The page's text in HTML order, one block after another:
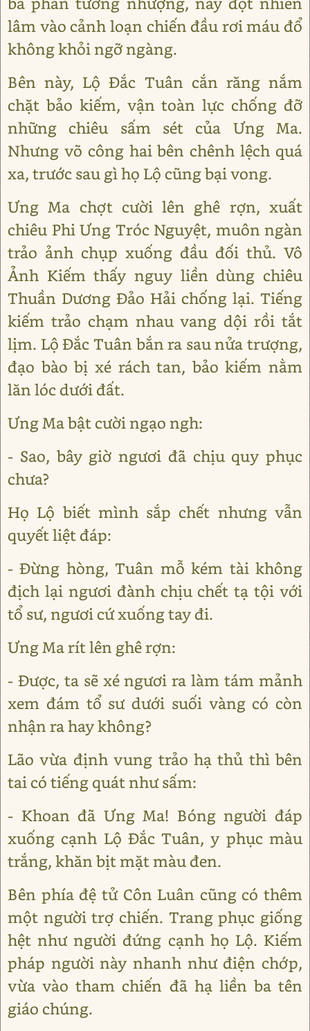
lâm vào cảnh loạn chiến đầu rơi máu đổ
không khỏi ngỡ ngàng.
Bên này, Lộ Đắc Tuân cắn răng nắm
chặt bảo kiếm, vận toàn lực chống đỡ
những chiêu sấm sét của Ưng Ma.
Nhưng võ công hai bên chênh lệch quá
xa, trước sau gì họ Lộ cũng bại vong.
Ưng Ma chợt cười lên ghê rợn, xuất
chiêu Phi Ưng Tróc Nguyệt, muôn ngàn
trảo ảnh chụp xuống đầu đối thủ. Vô
Ảnh Kiếm thấy nguy liền dùng chiêu
Thuần Dương Đảo Hải chống lại. Tiếng
kiếm trảo chạm nhau vang dội rồi tắt
lịm. Lộ Đắc Tuân bắn ra sau nửa trượng,
đạo bào bị xé rách tan, bảo kiếm nằm
lăn lóc dưới đất.
Ưng Ma bật cười ngạo ngh:
- Sao, bây giờ ngươi đã chịu quy phục
chưa?
Họ Lộ biết mình sắp chết nhưng vẫn
quyết liệt đáp:
- Đừng hòng, Tuân mỗ kém tài không
địch lại ngươi đành chịu chết tạ tội với
tổ sư, ngươi cứ xuống tay đi.
Ưng Ma rít lên ghê rợn:
- Được, ta sẽ xé ngươi ra làm tám mảnh
xem đám tổ sư dưới suối vàng có còn
nhận ra hay không?
Lão vừa định vung trảo hạ thủ thì bên
tai có tiếng quát như sấm:
- Khoan đã Ưng Ma! Bóng người đáp
xuống cạnh Lộ Đắc Tuân, y phục màu
trắng, khăn bịt mặt màu đen.
Bên phía đệ tử Côn Luân cũng có thêm
một người trợ chiến. Trang phục giống
hệt như người đứng cạnh họ Lộ. Kiếm
pháp người này nhanh như điện chớp,
vừa vào tham chiến đã hạ liền ba tên
giáo chúng.